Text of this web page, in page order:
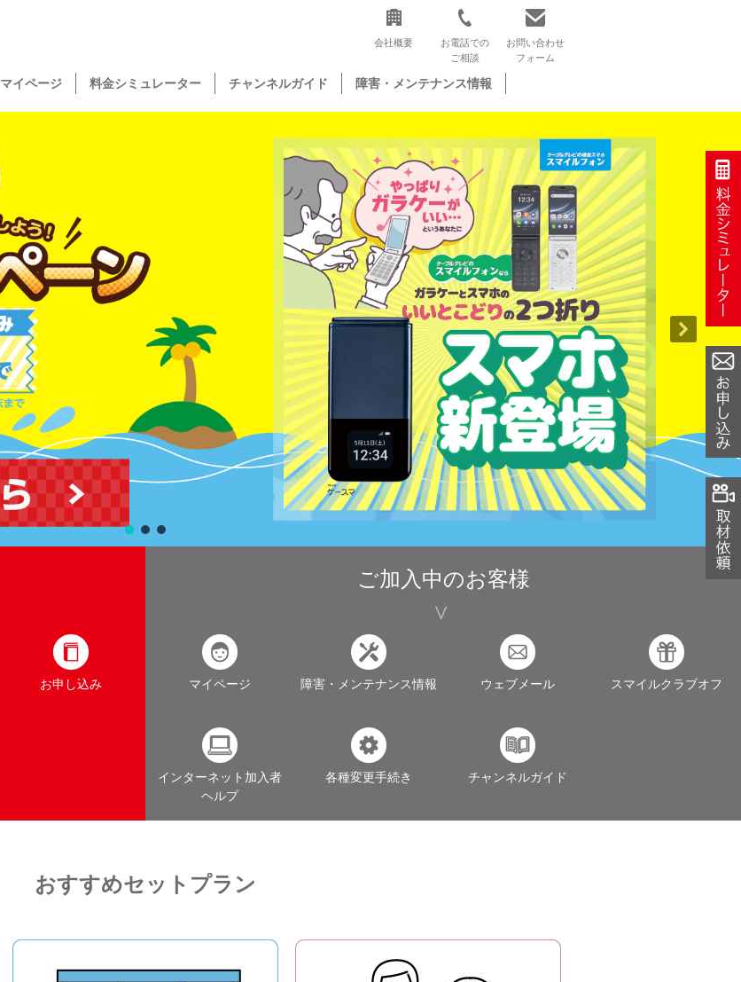
会社概要
お電話での
ご相談
お問い合わせ
フォーム
マイページ 料金シミュレーター チャンネルガイド 障害・メンテナンス情報
お申し込み
ご加入中のお客様
マイページ 障害・メンテナンス情報 ウェブメール スマイルクラブオフ
インターネット加入者
ヘルプ
各種変更手続き チャンネルガイド
おすすめセットプラン